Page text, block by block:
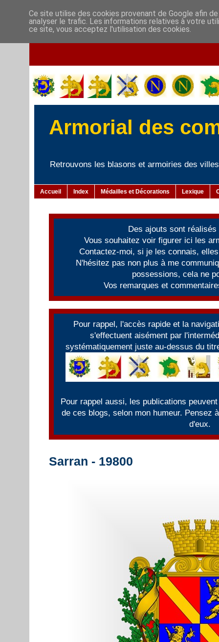
Armorial des
Retrouvons les blasons et armoiries des
Accueil Index Médailles et Décorations Lexique
Des ajouts sont
Vous souhaitez voir figurer ici les
Contactez-moi, si je les connais,
N'hésitez pas non plus à me
possessions, cela ne
Vos remarques et
Pour rappel, l'accès rapide et la
s'effectuent aisément par
systématiquement juste au-dessus du
Pour rappel aussi, les publications
de ces blogs, selon mon humeur. Pensez
d'eux.
Sarran - 19800
Ce site utilise des cookies provenant de Google afin
analyser le trafic. Les informations relatives à votre
ce site, vous acceptez l'utilisation des cookies.